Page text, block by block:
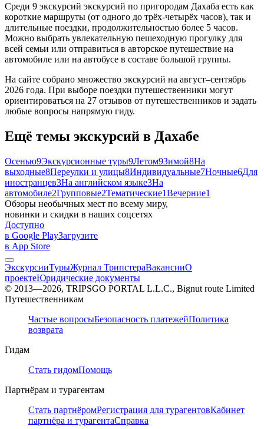
Среди 9 экскурсий экскурсий по пригородам Дахаба есть как
короткие маршруты (от одного до трёх-четырёх часов), так и
длительные поездки, продолжительностью более 5 часов.
Можно выбрать увлекательную пешеходную прогулку для
всей семьи или отправиться в авторское путешествие на
автомобиле или на автобусе в составе большой группы.
На сайте собрано множество экскурсий на август–сентябрь
2026 года. При выборе поездки путешественники могут
ориентироваться на 27 отзывов от путешественников и задать
любые вопросы напрямую гиду.
Ещё темы экскурсий в Дахабе
Осенью9Экскурсионные туры9Летом9Зимой8На
выходные8Переулки и улицы8Индивидуальные7Ночные6Для
иностранцев3На английском языке3На
автомобиле2Групповые2Тематические1Вечерние1
Обзоры необычных мест по всему миру,
новинки и скидки в наших соцсетях
Доступно
в Google PlayЗагрузите
в App Store
ЭкскурсииТурыЖурнал ТрипстераВакансииО
проектеЮридические документы
© 2013—2026, TRIPSGO PORTAL L.L.C., Bignut route Limited
Путешественникам
Частые вопросыБезопасность платежейПолитика
возврата
Гидам
Стать гидомПомощь
Партнёрам и турагентам
Стать партнёромРегистрация для турагентовКабинет
партнёра и турагентаСправка